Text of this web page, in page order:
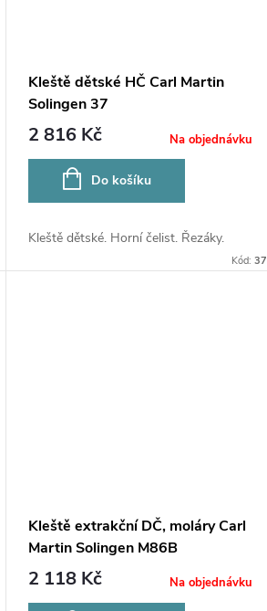
Kleště dětské HČ Carl Martin
Solingen 37
2 816 Kč Na objednávku
Do košíku
Kleště dětské. Horní čelist. Řezáky.
Kód: 37
Kleště extrakční DČ, moláry Carl
Martin Solingen M86B
2 118 Kč Na objednávku